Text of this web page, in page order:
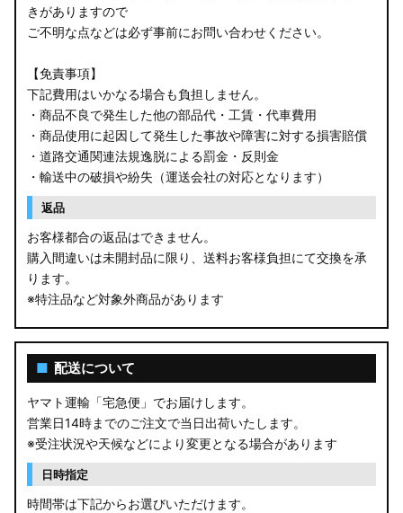
きがありますので
ご不明な点などは必ず事前にお問い合わせください。
【免責事項】
下記費用はいかなる場合も負担しません。
・商品不良で発生した他の部品代・工賃・代車費用
・商品使用に起因して発生した事故や障害に対する損害賠償
・道路交通関連法規逸脱による罰金・反則金
・輸送中の破損や紛失（運送会社の対応となります）
返品
お客様都合の返品はできません。
購入間違いは未開封品に限り、送料お客様負担にて交換を承
ります。
※特注品など対象外商品があります
■ 配送について
ヤマト運輸「宅急便」でお届けします。
営業日14時までのご注文で当日出荷いたします。
※受注状況や天候などにより変更となる場合があります
日時指定
時間帯は下記からお選びいただけます。